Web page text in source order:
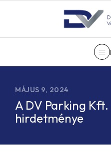
MÁJUS 9, 2024
A DV Parking Kft.
hirdetménye